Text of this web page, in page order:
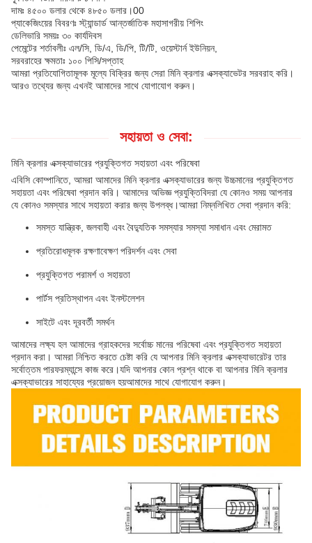
দামঃ ৪৫০০ ডলার থেকে ৪৮৫০ ডলার।00
প্যাকেজিংয়ের বিবরণঃ স্ট্যান্ডার্ড আন্তর্জাতিক মহাসাগরীয় শিপিং
ডেলিভারি সময়ঃ ৩০ কার্যদিবস
পেমেন্টের শর্তাবলীঃ এল/সি, ডি/এ, ডি/পি, টি/টি, ওয়েস্টার্ন ইউনিয়ন,
সরবরাহের ক্ষমতাঃ ১০০ পিসি/সপ্তাহ
আমরা প্রতিযোগিতামূলক মূল্যে বিক্রির জন্য সেরা মিনি ক্রলার এক্সক্যাভেটর সরবরাহ করি।
আরও তথ্যের জন্য এখনই আমাদের সাথে যোগাযোগ করুন।
সহায়তা ও সেবা:
মিনি ক্রলার এক্সক্যাভারের প্রযুক্তিগত সহায়তা এবং পরিষেবা
এবিসি কোম্পানিতে, আমরা আমাদের মিনি ক্রলার এক্সক্যাভারের জন্য উচ্চমানের প্রযুক্তিগত
সহায়তা এবং পরিষেবা প্রদান করি। আমাদের অভিজ্ঞ প্রযুক্তিবিদরা যে কোনও সময় আপনার
যে কোনও সমস্যার সাথে সহায়তা করার জন্য উপলব্ধ।আমরা নিম্নলিখিত সেবা প্রদান করি:
সমস্ত যান্ত্রিক, জলবাহী এবং বৈদ্যুতিক সমস্যার সমস্যা সমাধান এবং মেরামত
প্রতিরোধমূলক রক্ষণাবেক্ষণ পরিদর্শন এবং সেবা
প্রযুক্তিগত পরামর্শ ও সহায়তা
পার্টস প্রতিস্থাপন এবং ইনস্টলেশন
সাইটে এবং দূরবর্তী সমর্থন
আমাদের লক্ষ্য হল আমাদের গ্রাহকদের সর্বোচ্চ মানের পরিষেবা এবং প্রযুক্তিগত সহায়তা
প্রদান করা। আমরা নিশ্চিত করতে চেষ্টা করি যে আপনার মিনি ক্রলার এক্সক্যাভারেটর তার
সর্বোত্তম পারফরম্যান্সে কাজ করে।যদি আপনার কোন প্রশ্ন থাকে বা আপনার মিনি ক্রলার
এক্সক্যাভারের সাহায্যের প্রয়োজন হয়আমাদের সাথে যোগাযোগ করুন।